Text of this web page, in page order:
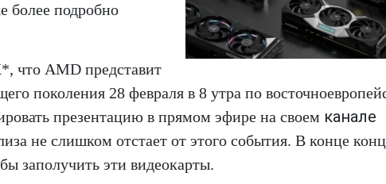
более подробно
что AMD представит
поколения 28 февраля в 8 утра по
презентацию в прямом эфире на своем канале
не слишком отстает от этого события. В конце
заполучить эти видеокарты.